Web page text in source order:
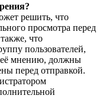
решить, что
просмотра перед
что
пользователей,
её мнению, должны
перед отправкой.